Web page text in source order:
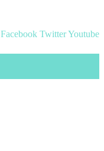
Facebook TwitterYoutube